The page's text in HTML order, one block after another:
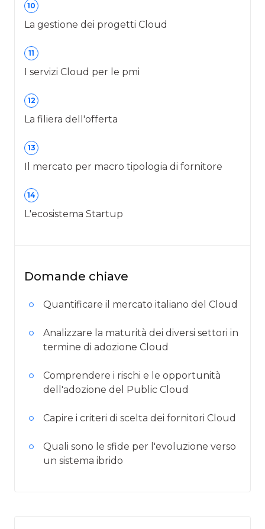
10
La gestione dei progetti Cloud
11
I servizi Cloud per le pmi
12
La filiera dell'offerta
13
Il mercato per macro tipologia di fornitore
14
L'ecosistema Startup
Domande chiave
Quantificare il mercato italiano del Cloud
Analizzare la maturità dei diversi settori in
termine di adozione Cloud
Comprendere i rischi e le opportunità
dell'adozione del Public Cloud
Capire i criteri di scelta dei fornitori Cloud
Quali sono le sfide per l'evoluzione verso
un sistema ibrido